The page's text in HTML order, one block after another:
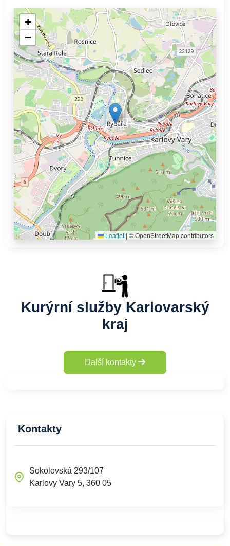
+
−
Leaflet | © OpenStreetMap contributors
Kurýrní služby Karlovarský
kraj
Další kontakty
Kontakty
Sokolovská 293/107
Karlovy Vary 5, 360 05